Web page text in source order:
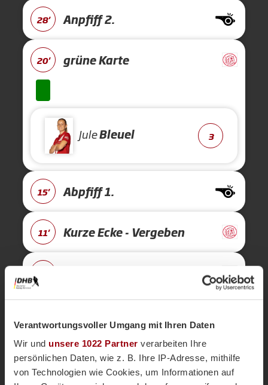
Verantwortungsvoller Umgang mit Ihren Daten
Wir und unsere 1022 Partner verarbeiten Ihre
persönlichen Daten, wie z. B. Ihre IP-Adresse, mithilfe
von Technologien wie Cookies, um Informationen auf
28' Anpfiff 2.
20' grüne Karte
JuleBleuel 3
15' Abpfiff 1.
11' Kurze Ecke - Vergeben
KajaHansen 6